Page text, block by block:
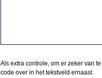
Als extra controle, om er zeker van
code over in het tekstveld ernaast.